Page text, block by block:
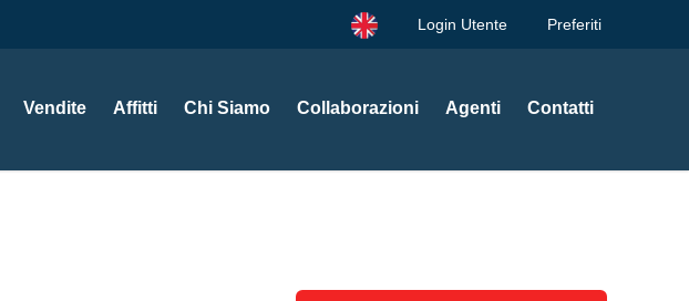
Login Utente Preferiti
Vendite Affitti Chi Siamo Collaborazioni Agenti Contatti